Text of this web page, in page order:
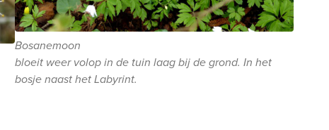
Bosanemoon
bloeit weer volop in de tuin laag bij de grond. In het
bosje naast het Labyrint.